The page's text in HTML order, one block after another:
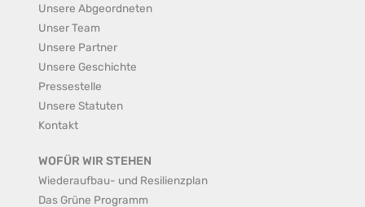
Unsere Abgeordneten
Unser Team
Unsere Partner
Unsere Geschichte
Pressestelle
Unsere Statuten
Kontakt
WOFÜR WIR STEHEN
Wiederaufbau- und Resilienzplan
Das Grüne Programm